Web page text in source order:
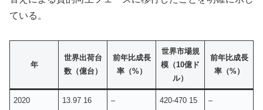
ている。
年
世界出荷台
数（億台）
前年比成長
率（%）
世界市場規
模（10億ド
ル）
前年比成長
率（%）
2020 13.97 16 – 420-470 15 –